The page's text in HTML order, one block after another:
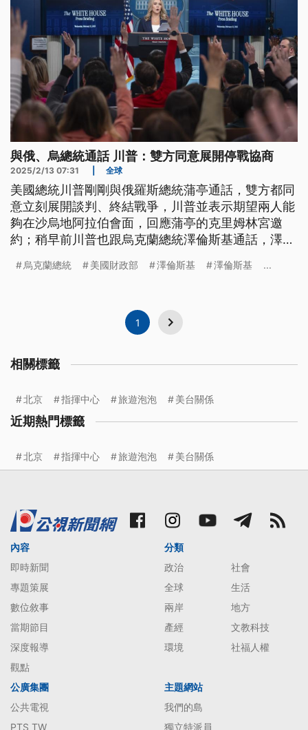
與俄、烏總統通話 川普：雙方同意展開停戰協商
2025/2/13 07:31 全球
美國總統川普剛剛與俄羅斯總統蒲亭通話，雙方都同
意立刻展開談判、終結戰爭，川普並表示期望兩人能
夠在沙烏地阿拉伯會面，回應蒲亭的克里姆林宮邀
約；稍早前川普也跟烏克蘭總統澤倫斯基通話，澤倫
邁向和平。
烏克蘭總統 美國財政部 澤倫斯基 澤倫斯基 ...
1
相關標籤
北京 指揮中心 旅遊泡泡 美台關係
近期熱門標籤
北京 指揮中心 旅遊泡泡 美台關係
內容
即時新聞
專題策展
數位敘事
當期節目
深度報導
觀點
分類
政治
社會
全球
生活
兩岸
地方
產經
文教科技
環境
社福人權
公廣集團
公共電視
PTS TW
主題網站
我們的島
獨立特派員